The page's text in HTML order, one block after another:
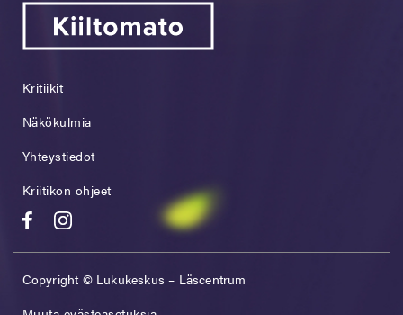
Kritiikit
Näkökulmia
Yhteystiedot
Kriitikon ohjeet
Copyright © Lukukeskus – Läscentrum